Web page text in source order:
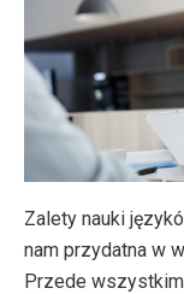
Zalety nauki
nam przydatna w
Przede